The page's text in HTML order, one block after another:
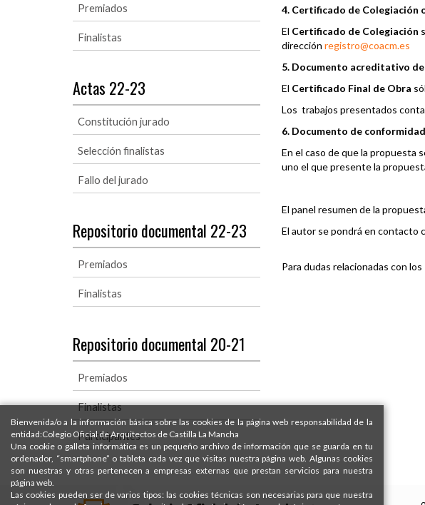
Premiados
Finalistas
Actas 22-23
Constitución jurado
Selección finalistas
Fallo del jurado
Repositorio documental 22-23
Premiados
Finalistas
Repositorio documental 20-21
Premiados
Finalistas
Participantes
4. Certificado de Colegiación
El Certificado de Colegiación
dirección registro@coacm.es
5. Documento acreditativo
El Certificado Final de Obra
Los trabajos presentados
6. Documento de
En el caso de que la propuesta
uno el que presente la
El panel resumen de la
El autor se pondrá en contacto
Para dudas relacionadas con
Bienvenida/o a la información básica sobre las cookies de la página web responsabilidad de la
entidad:Colegio Oficial de Arquitectos de Castilla La Mancha
Una cookie o galleta informática es un pequeño archivo de información que se guarda en tu
ordenador, “smartphone” o tableta cada vez que visitas nuestra página web. Algunas cookies
son nuestras y otras pertenecen a empresas externas que prestan servicios para nuestra
página web.
Las cookies pueden ser de varios tipos: las cookies técnicas son necesarias para que nuestra